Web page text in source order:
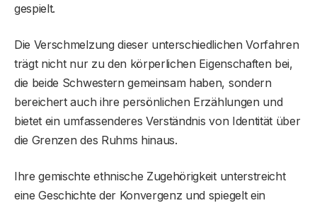
gespielt.
Die Verschmelzung dieser unterschiedlichen Vorfahren
trägt nicht nur zu den körperlichen Eigenschaften bei,
die beide Schwestern gemeinsam haben, sondern
bereichert auch ihre persönlichen Erzählungen und
bietet ein umfassenderes Verständnis von Identität über
die Grenzen des Ruhms hinaus.
Ihre gemischte ethnische Zugehörigkeit unterstreicht
eine Geschichte der Konvergenz und spiegelt ein